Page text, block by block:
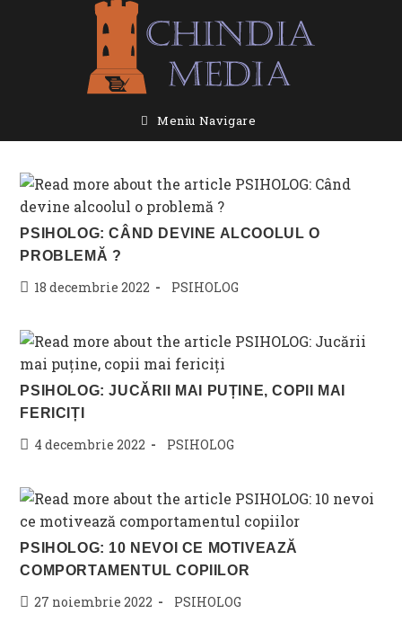
Meniu Navigare
PSIHOLOG: CÂND DEVINE ALCOOLUL O
PROBLEMĂ ?
Post18 decembrie 2022
Post
PSIHOLOG
PSIHOLOG: JUCĂRII MAI PUȚINE, COPII MAI
FERICIȚI
Post4 decembrie 2022
Post
PSIHOLOG
PSIHOLOG: 10 NEVOI CE MOTIVEAZĂ
COMPORTAMENTUL COPIILOR
Post27 noiembrie 2022
Post
PSIHOLOG